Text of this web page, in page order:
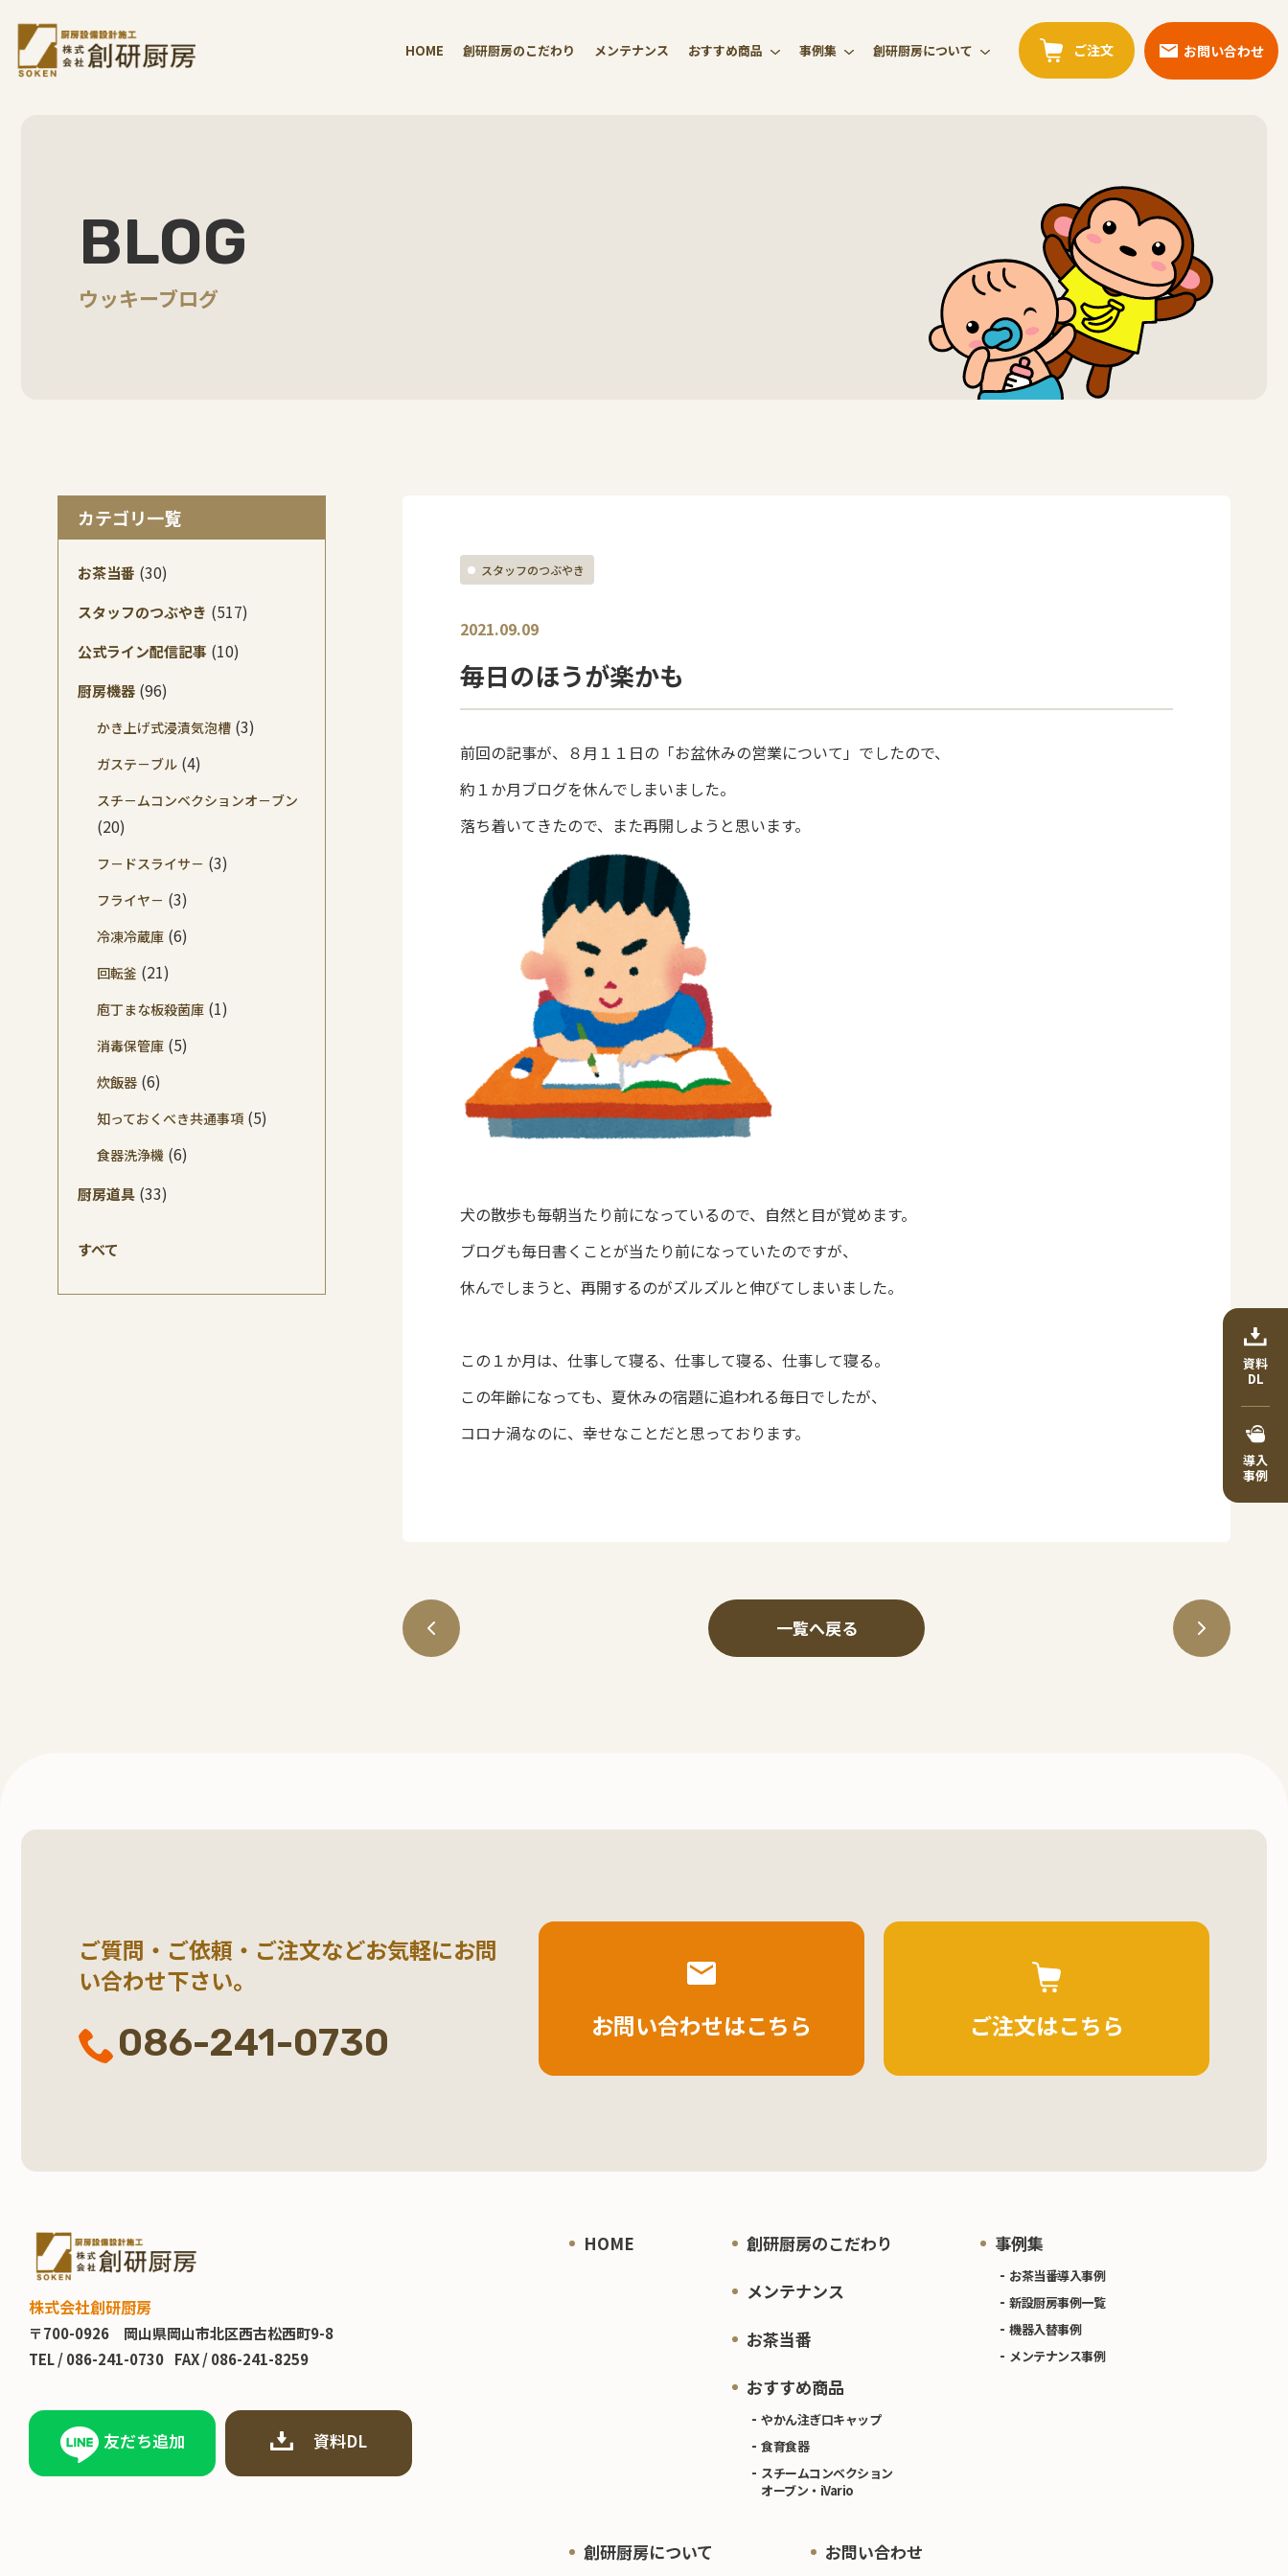
HOME 創研厨房のこだわり メンテナンス おすすめ商品 事例集 創研厨房について ご注文 お問い合わせ
資料
DL
導入
事例
BLOG
ウッキーブログ
スタッフのつぶやき
2021.09.09
毎日のほうが楽かも
前回の記事が、８月１１日の「お盆休みの営業について」でしたので、
約１か月ブログを休んでしまいました。
落ち着いてきたので、また再開しようと思います。
犬の散歩も毎朝当たり前になっているので、自然と目が覚めます。
ブログも毎日書くことが当たり前になっていたのですが、
休んでしまうと、再開するのがズルズルと伸びてしまいました。
この１か月は、仕事して寝る、仕事して寝る、仕事して寝る。
この年齢になっても、夏休みの宿題に追われる毎日でしたが、
コロナ渦なのに、幸せなことだと思っております。
一覧へ戻る
カテゴリ一覧
お茶当番 (30)
スタッフのつぶやき (517)
公式ライン配信記事 (10)
厨房機器 (96)
かき上げ式浸漬気泡槽 (3)
ガステ－ブル (4)
スチ－ムコンベクションオ－ブン
(20)
フ－ドスライサ－ (3)
フライヤ－ (3)
冷凍冷蔵庫 (6)
回転釜 (21)
庖丁まな板殺菌庫 (1)
消毒保管庫 (5)
炊飯器 (6)
知っておくべき共通事項 (5)
食器洗浄機 (6)
厨房道具 (33)
すべて
ご質問・ご依頼・ご注文などお気軽にお問
い合わせ下さい。
086-241-0730 お問い合わせはこちら ご注文はこちら
HOME
創研厨房のこだわり
メンテナンス
お茶当番
おすすめ商品
やかん注ぎ口キャップ
食育食器
スチームコンベクション
オーブン・iVario
事例集
お茶当番導入事例
新設厨房事例一覧
機器入替事例
メンテナンス事例
創研厨房について お問い合わせ
株式会社創研厨房
〒700-0926 岡山県岡山市北区西古松西町9-8
TEL /086-241-0730 FAX / 086-241-8259
友だち追加 資料DL